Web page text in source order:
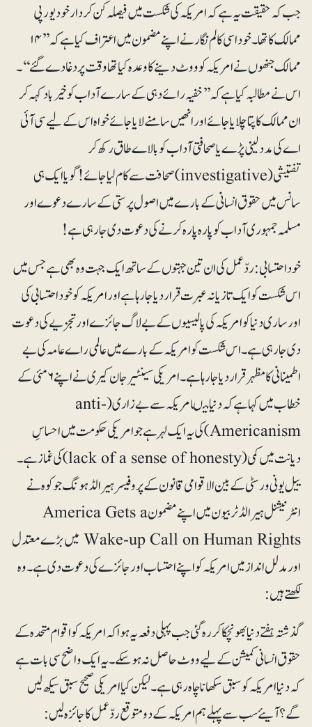
جب کہ حقیقت یہ ہے کہ امریکہ کی شکست میں فیصلہ کن کردار خود یورپی
ممالک کا تھا ۔ خود اسی کالم نگار نے اپنے مضمون میں اعتراف کیا ہے کہ ’’۱۴
ممالک جنھوں نے امریکہ کو ووٹ دینے کا وعدہ کیا تھا وقت پر دغا دے گئے‘‘۔
اس نے مطالبہ کیا ہے کہ ’’خفیہ رائے دہی کے سارے آداب کو خیرباد کہہ کر
ان ممالک کا پتا چلایا جائے اور انھیں سامنے لایا جائے خواہ اس کے لیے سی آئی
اے کی مدد لینی پڑے یا صحافتی آداب کو بالاے طاق رکھ کر
تفتیشی(investigative) صحافت سے کام لیا جائے! گویا ایک ہی
سانس میں حقوق انسانی کے بارے میں اصول پرستی کے سارے دعوے اور
مسلمہ جمہوری آداب کو پارہ پارہ کرنے کی دعوت دی جا رہی ہے!
خود احتسابی: ردّعمل کی ان تین جہتوں کے ساتھ ایک جہت وہ بھی ہے جس میں
اس شکست کو ایک تازیانہ عبرت قرار دیا جا رہا ہے اور امریکہ کو خود احتسابی کی
اور ساری دنیا کو امریکہ کی پالیسیوں کے بے لاگ جائزے اور تجزیے کی دعوت
دی جا رہی ہے۔ اس شکست کو امریکہ کے بارے میں عالمی راے عامہ کی بے
اطمینانی کا مظہر قرار دیا جا رہا ہے۔ امریکی سینٹیر جان کیری نے اپنے ۶ مئی کے
خطاب میں کہا ہے کہ دنیا میںامریکہ سے بے زاری (anti-
Americanism)کی یہ ایک لہر ہے جو امریکی حکومت میں احساسِ
دیانت میں کمی (lack of a sense of honesty) کی غماز ہے۔
ییل یونی ورسٹی کے بین الاقوامی قانون کے پروفیسر ہیرالڈہونگ جوکوہ نے
انٹرنیشنل ہیرالڈ ٹربیون میں اپنے مضمون America Gets a
Wake-up Call on Human Rights میں بڑے معتدل
اور مدلل انداز میں امریکہ کو اپنے احتساب اور جائزے کی دعوت دی ہے۔ وہ
لکھتے ہیں:
گذشتہ ہفتے دنیا بھونچکا کر رہ گئی جب پہلی دفعہ یہ ہوا کہ امریکہ کو اقوام متحدہ کے
حقوق انسانی کمیشن کے لیے ووٹ حاصل نہ ہو سکے۔ یہ ایک واضح سی بات ہے
کہ دنیا امریکہ کو سبق سکھانا چاہ رہی ہے۔ لیکن کیا امریکی صحیح سبق سیکھ لیں
گے؟ آیئے سب سے پہلے ہم امریکہ کے دو متوقع ردّعمل کا جائزہ لیں: